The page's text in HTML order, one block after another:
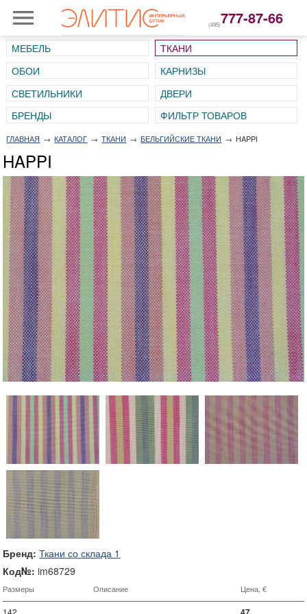
(495)777-87-66
МЕБЕЛЬ
ТКАНИ
ОБОИ
КАРНИЗЫ
СВЕТИЛЬНИКИ
ДВЕРИ
ГЛАВНАЯ → КАТАЛОГ → ТКАНИ → БЕЛЬГИЙСКИЕ ТКАНИ → HAPPI
HAPPI
Бренд: Ткани со склада 1
Код№:im68729
Размеры Описание Цена, €
142